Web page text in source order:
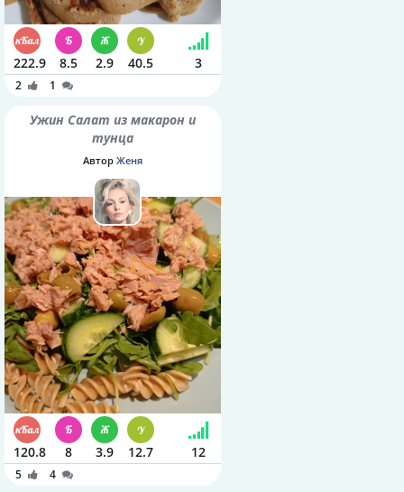
222.9 8.5 2.9 40.5 3
2 1
Ужин Салат из макарон и
тунца
Автор Женя
120.8 8 3.9 12.7 12
5 4